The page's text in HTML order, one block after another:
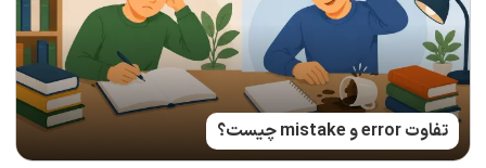
تفاوت error و mistake چیست؟